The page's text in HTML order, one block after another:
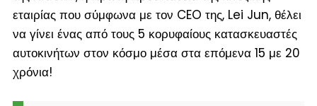
εταιρίας που σύμφωνα με τον CEO της, Lei Jun, θέλει
να γίνει ένας από τους 5 κορυφαίους κατασκευαστές
αυτοκινήτων στον κόσμο μέσα στα επόμενα 15 με 20
χρόνια!